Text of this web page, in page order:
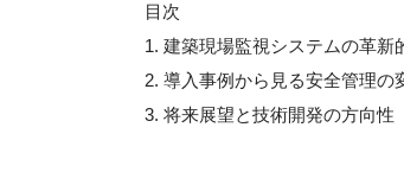
目次
1. 建築現場監視システムの革新
2. 導入事例から見る安全管理の
3. 将来展望と技術開発の方向性